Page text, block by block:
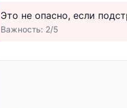
Это не опасно, если
Важность: 2/5